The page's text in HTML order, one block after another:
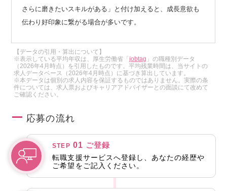
さらに磨きたいスキルがある」と付け加えると、成長意欲も
伝わり好印象に繋がる場合が多いです。
【データの引用・算出について】
※表示している平均年収は、厚生労働省「jobtag 」の職種別データ
（2026年4月時点）を引用したものです。平均残業時間は、当サイトの
求人データベース（2026年4月時点）に基づき算出しています。
※本データは個別の求人内容を保証するものではありません。実際の条
件については、求人票およびキャリアアドバイザーとの面談にて改めて
ご確認ください。
応募の流れ
STEP 01 ご登録
転職支援サービスへ登録し、あなたの経歴や
ご希望をご記入ください。